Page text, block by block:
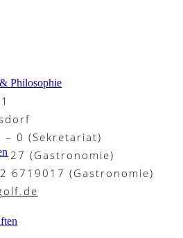
Philosophie
0 (Sekretariat)
27 (Gastronomie)
6719017 (Gastronomie)